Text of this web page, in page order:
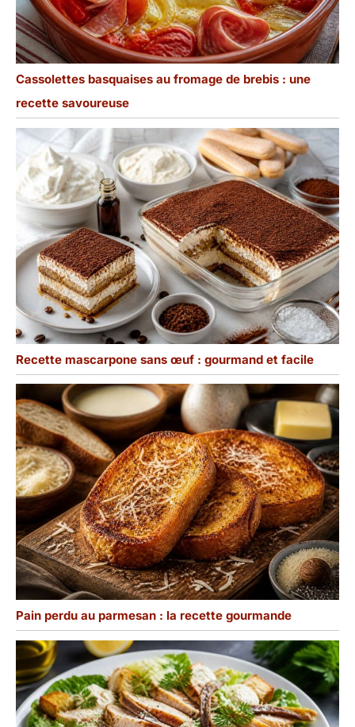
Cassolettes basquaises au fromage de brebis : une
recette savoureuse
Recette mascarpone sans œuf : gourmand et facile
Pain perdu au parmesan : la recette gourmande